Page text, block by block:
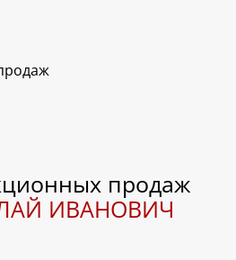
продаж
ИВАНОВИЧ